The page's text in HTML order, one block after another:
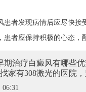
发现病情后应尽快接
患者应保持积极的心态，
期治疗白癜风有哪些
家有308激光的医院
06:31